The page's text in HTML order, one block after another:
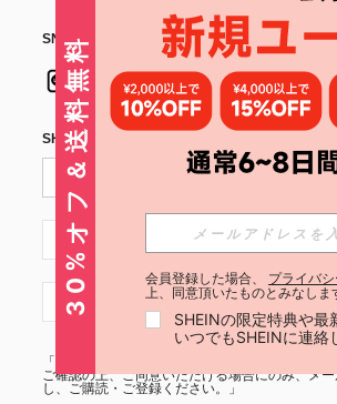
SNSフォローはこちら： ア
SHEIN STYLE NEWSを購読する
JP + 81
JP + 81
「SHEIN STYLE NEWSの購読には「
ご確認の上、ご同意いただける場合にのみ、メ
し、ご購読・ご登録ください。」
30%オフ＆送料無料 会員登録した場合、 プライバ
上、同意頂いたものとみなしま
SHEINの限定特典や最
いつでもSHEINに連絡